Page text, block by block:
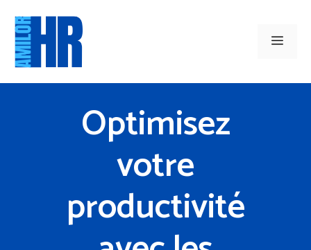
contenu
Menu
Optimisez
votre
productivité